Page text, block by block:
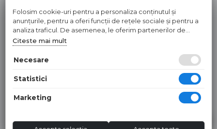
Influent Dej
© 2026 INFLUENT SRL
Toate preturile sunt exprimate in lei si includ tva. Ofertele sunt
Hosted byNameBox
Folosim cookie-uri pentru a personaliza conținutul și
anunțurile, pentru a oferi funcții de rețele sociale și pentru a
analiza traficul. De asemenea, le oferim partenerilor de
rețele sociale, de publicitate și de analize informații cu privire
la modul în care folosiți site-ul nostru. Aceștia le pot combina
cu alte informații oferite de dvs. sau culese în urma folosirii
Citeste mai mult
Necesare
Statistici
Marketing